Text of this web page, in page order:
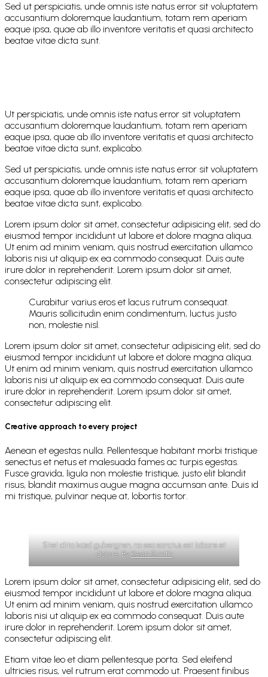
Sed ut perspiciatis, unde omnis iste natus error sit voluptatem
accusantium doloremque laudantium, totam rem aperiam
eaque ipsa, quae ab illo inventore veritatis et quasi architecto
beatae vitae dicta sunt.
Ut perspiciatis, unde omnis iste natus error sit voluptatem
accusantium doloremque laudantium, totam rem aperiam
eaque ipsa, quae ab illo inventore veritatis et quasi architecto
beatae vitae dicta sunt, explicabo.
Sed ut perspiciatis, unde omnis iste natus error sit voluptatem
accusantium doloremque laudantium, totam rem aperiam
eaque ipsa, quae ab illo inventore veritatis et quasi architecto
beatae vitae dicta sunt, explicabo.
Lorem ipsum dolor sit amet, consectetur adipisicing elit, sed do
eiusmod tempor incididunt ut labore et dolore magna aliqua.
Ut enim ad minim veniam, quis nostrud exercitation ullamco
laboris nisi ut aliquip ex ea commodo consequat. Duis aute
irure dolor in reprehenderit. Lorem ipsum dolor sit amet,
consectetur adipiscing elit.
Curabitur varius eros et lacus rutrum consequat.
Mauris sollicitudin enim condimentum, luctus justo
non, molestie nisl.
Lorem ipsum dolor sit amet, consectetur adipisicing elit, sed do
eiusmod tempor incididunt ut labore et dolore magna aliqua.
Ut enim ad minim veniam, quis nostrud exercitation ullamco
laboris nisi ut aliquip ex ea commodo consequat. Duis aute
irure dolor in reprehenderit. Lorem ipsum dolor sit amet,
consectetur adipiscing elit.
Creative approach to every project
Aenean et egestas nulla. Pellentesque habitant morbi tristique
senectus et netus et malesuada fames ac turpis egestas.
Fusce gravida, ligula non molestie tristique, justo elit blandit
risus, blandit maximus augue magna accumsan ante. Duis id
mi tristique, pulvinar neque at, lobortis tortor.
Stet clita kasd gubergren, no sea sanctus est labore et
dolore. ByKevin Smith
Lorem ipsum dolor sit amet, consectetur adipisicing elit, sed do
eiusmod tempor incididunt ut labore et dolore magna aliqua.
Ut enim ad minim veniam, quis nostrud exercitation ullamco
laboris nisi ut aliquip ex ea commodo consequat. Duis aute
irure dolor in reprehenderit. Lorem ipsum dolor sit amet,
consectetur adipiscing elit.
Etiam vitae leo et diam pellentesque porta. Sed eleifend
ultricies risus, vel rutrum erat commodo ut. Praesent finibus